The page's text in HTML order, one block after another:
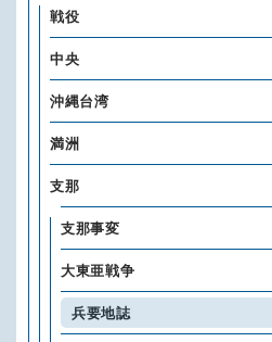
戦役
中央
沖縄台湾
満洲
支那
支那事変
大東亜戦争
兵要地誌